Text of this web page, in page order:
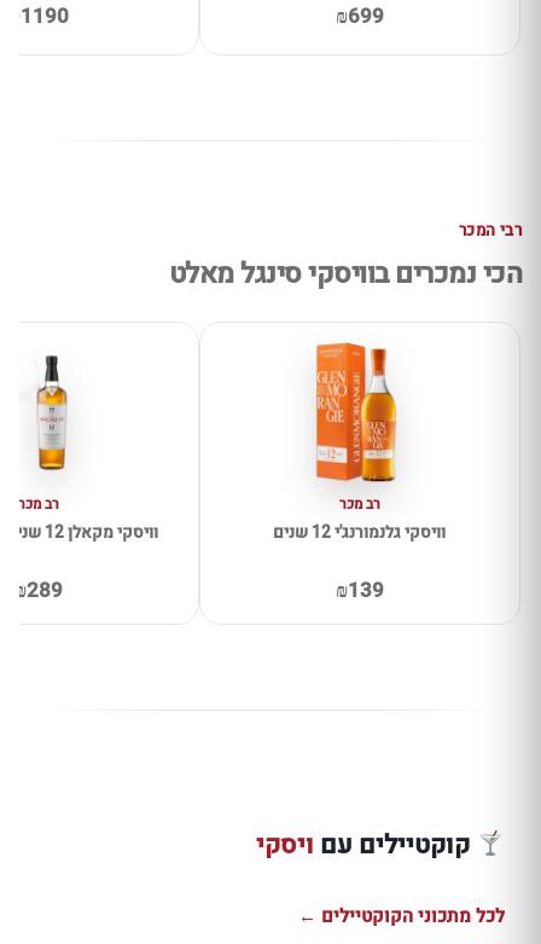
₪699
₪1190
רבי המכר
הכי נמכרים בוויסקי סינגל מאלט
רב מכר
וויסקי גלנמורנג'י 12 שנים
₪139
רב מכר
וויסקי מקאלן 12 שנים דאבל קאסק
₪289
קוקטיילים עם ויסקי למתכון ← למתכון ←
לכל מתכוני הקוקטיילים ←